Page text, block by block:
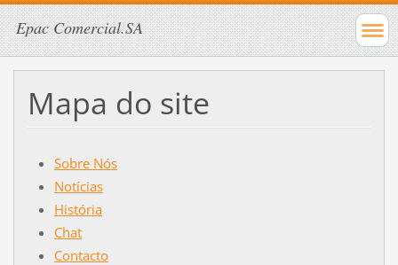
Epac Comercial.SA
Mapa do site
Sobre Nós
Notícias
História
Chat
Contacto